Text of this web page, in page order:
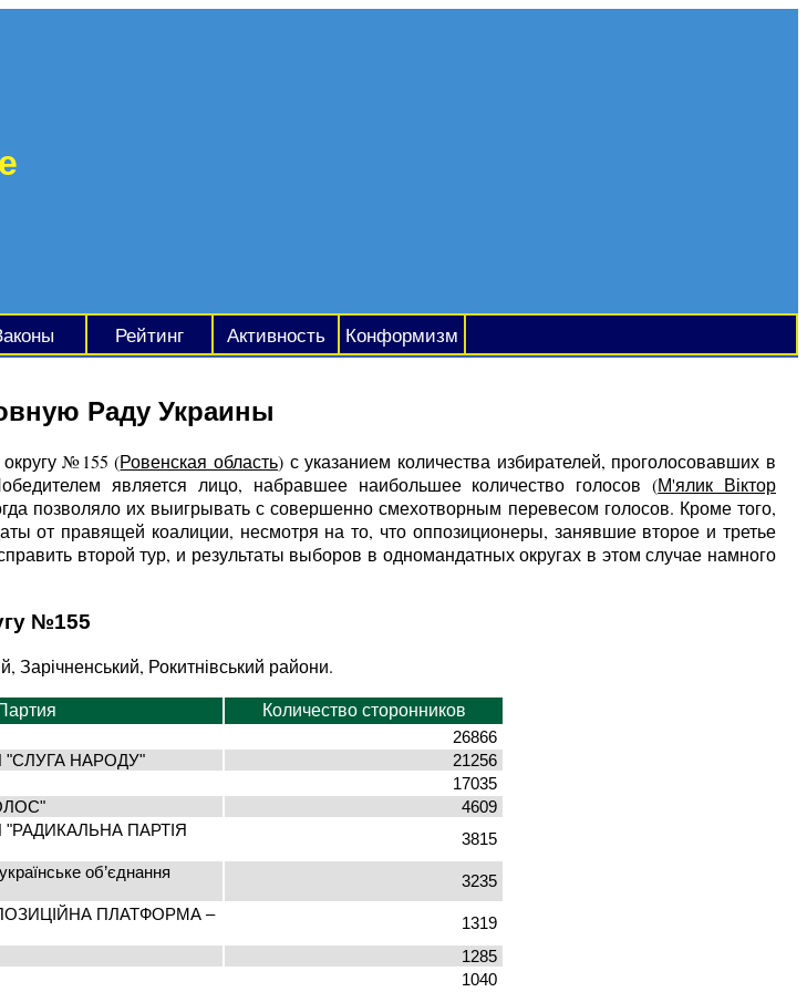
Рейтинг Активность Конформизм
Раду Украины
№155 (Ровенская область) с указанием количества избирателей, проголосовавших в
является лицо, набравшее наибольшее количество голосов (М'ялик Віктор
позволяло их выигрывать с совершенно смехотворным перевесом голосов. Кроме того,
от правящей коалиции, несмотря на то, что оппозиционеры, занявшие второе и третье
второй тур, и результаты выборов в одномандатных округах в этом случае намного
№155
Зарічненський, Рокитнівський райони.
Количество сторонников
26866
"СЛУГА НАРОДУ"
21256
17035
4609
"РАДИКАЛЬНА ПАРТІЯ
3815
об’єднання
3235
ПЛАТФОРМА –
1319
1285
1040